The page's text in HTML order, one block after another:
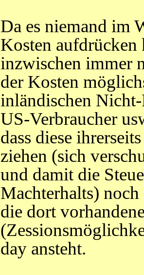
Da es niemand im
Kosten aufdrücken
inzwischen immer
der Kosten
inländischen
US-Verbraucher
dass diese
ziehen (sich
und damit die
Machterhalts)
die dort
day ansteht.